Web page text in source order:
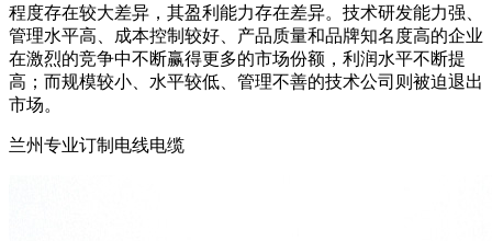
程度存在较大差异，其盈利能力存在差异。技术研发能力强、
管理水平高、成本控制较好、产品质量和品牌知名度高的企业
在激烈的竞争中不断赢得更多的市场份额，利润水平不断提
高；而规模较小、水平较低、管理不善的技术公司则被迫退出
市场。
兰州专业订制电线电缆